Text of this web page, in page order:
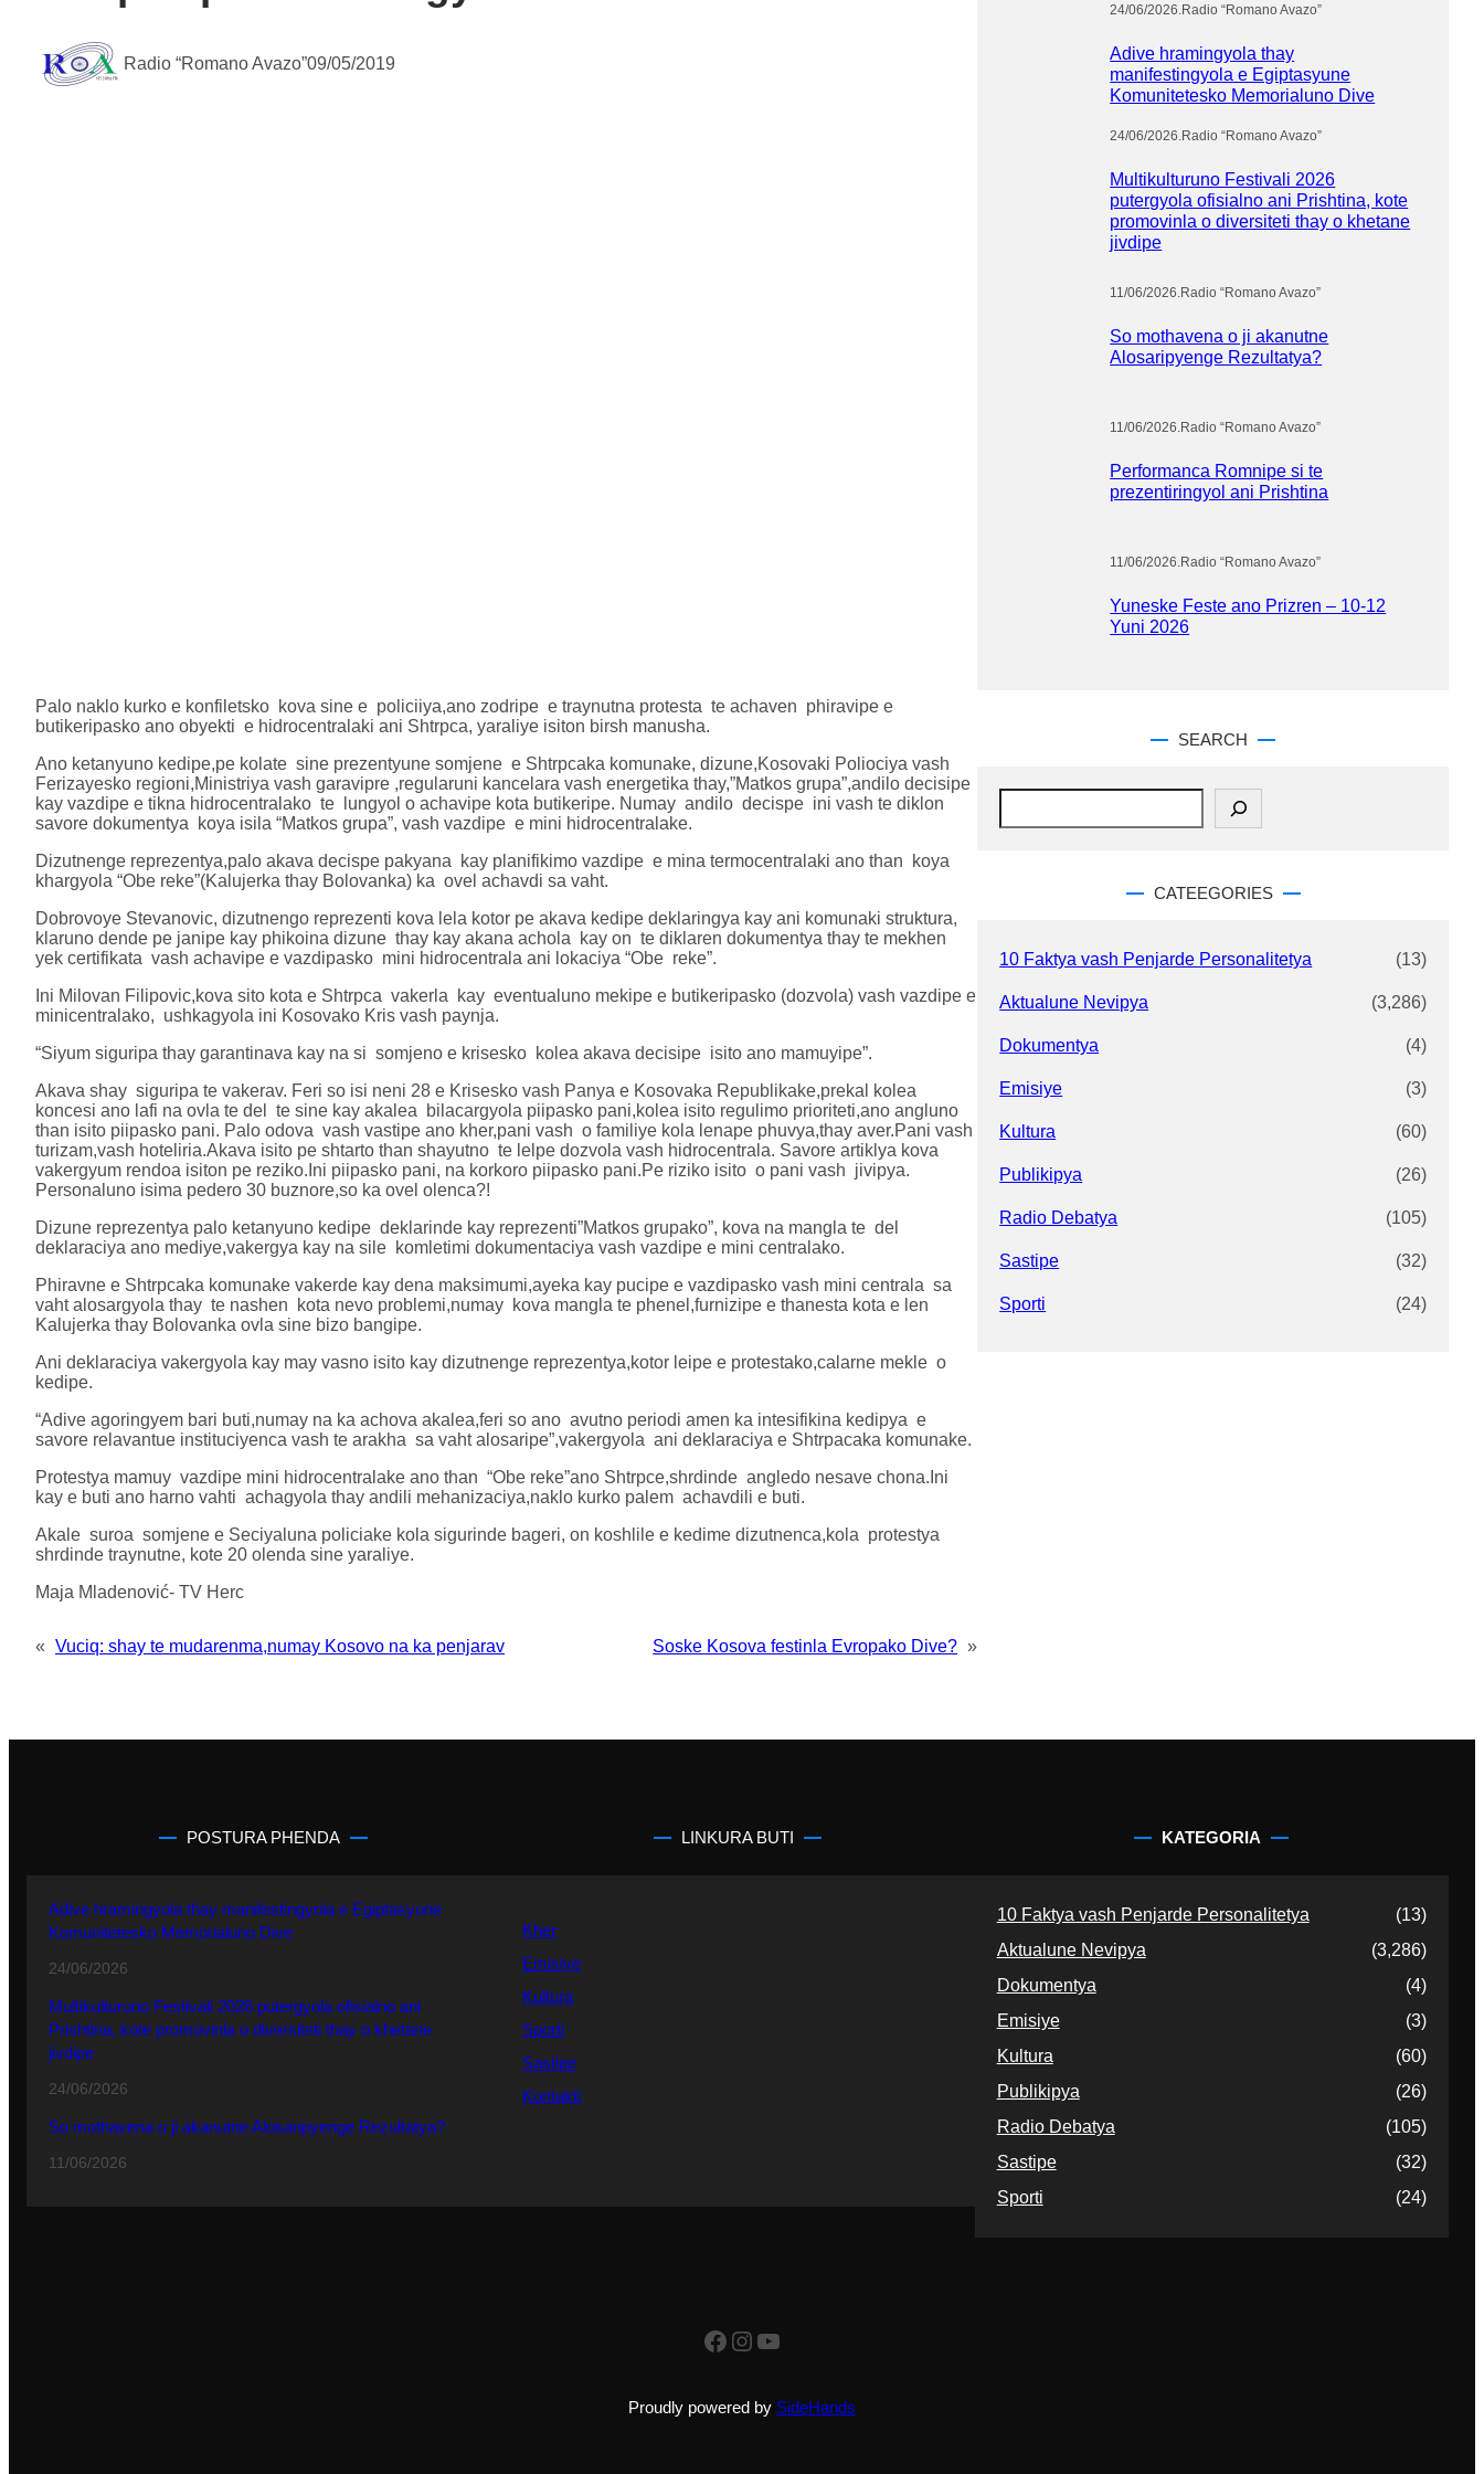
Radio “Romano Avazo”09/05/2019
Palo naklo kurko e konfiletsko kova sine e policiiya,ano zodripe e traynutna protesta te achaven phiravipe e
butikeripasko ano obyekti e hidrocentralaki ani Shtrpca, yaraliye isiton birsh manusha.
Ano ketanyuno kedipe,pe kolate sine prezentyune somjene e Shtrpcaka komunake, dizune,Kosovaki Poliociya vash
Ferizayesko regioni,Ministriya vash garavipre ,regularuni kancelara vash energetika thay,”Matkos grupa”,andilo decisipe
kay vazdipe e tikna hidrocentralako te lungyol o achavipe kota butikeripe. Numay andilo decispe ini vash te diklon
savore dokumentya koya isila “Matkos grupa”, vash vazdipe e mini hidrocentralake.
Dizutnenge reprezentya,palo akava decispe pakyana kay planifikimo vazdipe e mina termocentralaki ano than koya
khargyola “Obe reke”(Kalujerka thay Bolovanka) ka ovel achavdi sa vaht.
Dobrovoye Stevanovic, dizutnengo reprezenti kova lela kotor pe akava kedipe deklaringya kay ani komunaki struktura,
klaruno dende pe janipe kay phikoina dizune thay kay akana achola kay on te diklaren dokumentya thay te mekhen
yek certifikata vash achavipe e vazdipasko mini hidrocentrala ani lokaciya “Obe reke”.
Ini Milovan Filipovic,kova sito kota e Shtrpca vakerla kay eventualuno mekipe e butikeripasko (dozvola) vash vazdipe e
minicentralako, ushkagyola ini Kosovako Kris vash paynja.
“Siyum siguripa thay garantinava kay na si somjeno e krisesko kolea akava decisipe isito ano mamuyipe”.
Akava shay siguripa te vakerav. Feri so isi neni 28 e Krisesko vash Panya e Kosovaka Republikake,prekal kolea
koncesi ano lafi na ovla te del te sine kay akalea bilacargyola piipasko pani,kolea isito regulimo prioriteti,ano angluno
than isito piipasko pani. Palo odova vash vastipe ano kher,pani vash o familiye kola lenape phuvya,thay aver.Pani vash
turizam,vash hoteliria.Akava isito pe shtarto than shayutno te lelpe dozvola vash hidrocentrala. Savore artiklya kova
vakergyum rendoa isiton pe reziko.Ini piipasko pani, na korkoro piipasko pani.Pe riziko isito o pani vash jivipya.
Personaluno isima pedero 30 buznore,so ka ovel olenca?!
Dizune reprezentya palo ketanyuno kedipe deklarinde kay reprezenti”Matkos grupako”, kova na mangla te del
deklaraciya ano mediye,vakergya kay na sile komletimi dokumentaciya vash vazdipe e mini centralako.
Phiravne e Shtrpcaka komunake vakerde kay dena maksimumi,ayeka kay pucipe e vazdipasko vash mini centrala sa
vaht alosargyola thay te nashen kota nevo problemi,numay kova mangla te phenel,furnizipe e thanesta kota e len
Kalujerka thay Bolovanka ovla sine bizo bangipe.
Ani deklaraciya vakergyola kay may vasno isito kay dizutnenge reprezentya,kotor leipe e protestako,calarne mekle o
kedipe.
“Adive agoringyem bari buti,numay na ka achova akalea,feri so ano avutno periodi amen ka intesifikina kedipya e
savore relavantue instituciyenca vash te arakha sa vaht alosaripe”,vakergyola ani deklaraciya e Shtrpacaka komunake.
Protestya mamuy vazdipe mini hidrocentralake ano than “Obe reke”ano Shtrpce,shrdinde angledo nesave chona.Ini
kay e buti ano harno vahti achagyola thay andili mehanizaciya,naklo kurko palem achavdili e buti.
Akale suroa somjene e Seciyaluna policiake kola sigurinde bageri, on koshlile e kedime dizutnenca,kola protestya
shrdinde traynutne, kote 20 olenda sine yaraliye.
Maja Mladenović- TV Herc
« Vuciq: shay te mudarenma,numay Kosovo na ka penjarav Soske Kosova festinla Evropako Dive? »
24/06/2026.Radio “Romano Avazo”
Adive hramingyola thay
manifestingyola e Egiptasyune
Komunitetesko Memorialuno Dive
24/06/2026.Radio “Romano Avazo”
Multikulturuno Festivali 2026
putergyola ofisialno ani Prishtina, kote
promovinla o diversiteti thay o khetane
jivdipe
11/06/2026.Radio “Romano Avazo”
So mothavena o ji akanutne
Alosaripyenge Rezultatya?
11/06/2026.Radio “Romano Avazo”
Performanca Romnipe si te
prezentiringyol ani Prishtina
11/06/2026.Radio “Romano Avazo”
Yuneske Feste ano Prizren – 10-12
Yuni 2026
SEARCH
S
CATEEGORIES
10 Faktya vash Penjarde Personalitetya (13)
Aktualune Nevipya (3,286)
Dokumentya (4)
Emisiye (3)
Kultura (60)
Publikipya (26)
Radio Debatya (105)
Sastipe (32)
Sporti (24)
POSTURA PHENDA
Adive hramingyola thay manifestingyola e Egiptasyune
Komunitetesko Memorialuno Dive
24/06/2026
Multikulturuno Festivali 2026 putergyola ofisialno ani
Prishtina, kote promovinla o diversiteti thay o khetane
jivdipe
24/06/2026
So mothavena o ji akanutne Alosaripyenge Rezultatya?
11/06/2026
LINKURA BUTI
Kher
Emisiye
Kultura
Sporti
Sastipe
Kontakti
KATEGORIA
10 Faktya vash Penjarde Personalitetya
(13)
Aktualune Nevipya
(3,286)
Dokumentya
(4)
Emisiye
(3)
Kultura
(60)
Publikipya
(26)
Radio Debatya
(105)
Sastipe
(32)
Sporti
(24)
Facebook
Instagram
YouTube
Proudly powered by SideHands